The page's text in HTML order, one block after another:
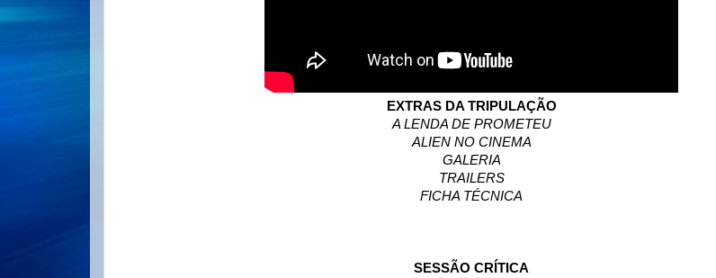
EXTRAS DA TRIPULAÇÃO
A LENDA DE PROMETEU
ALIEN NO CINEMA
GALERIA
TRAILERS
FICHA TÉCNICA
SESSÃO CRÍTICA